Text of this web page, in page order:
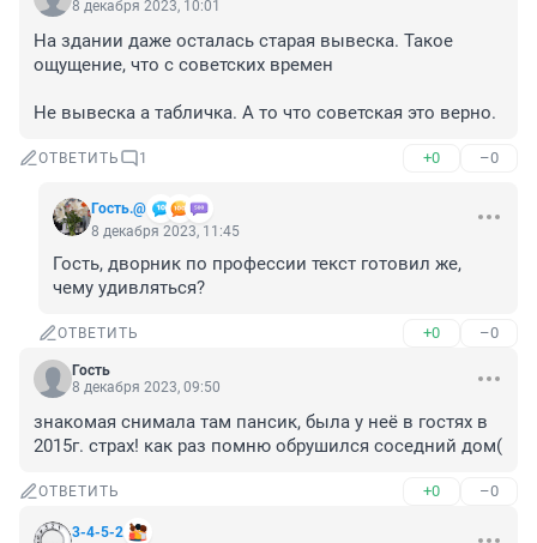
8 декабря 2023, 10:01
На здании даже осталась старая вывеска. Такое
ощущение, что с советских времен
Не вывеска а табличка. А то что советская это верно.
ОТВЕТИТЬ 1 +0 –0
Гость.@
8 декабря 2023, 11:45
Гость, дворник по профессии текст готовил же,
чему удивляться?
ОТВЕТИТЬ +0 –0
Гость
8 декабря 2023, 09:50
знакомая снимала там пансик, была у неё в гостях в
2015г. страх! как раз помню обрушился соседний дом(
ОТВЕТИТЬ +0 –0
3-4-5-2